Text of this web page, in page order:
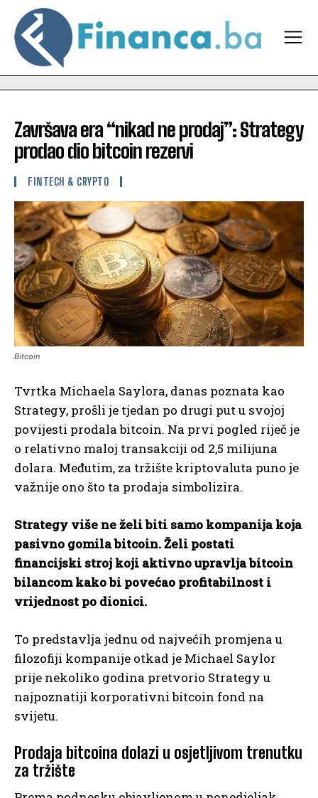
Završava era “nikad ne prodaj”: Strategy
prodao dio bitcoin rezervi
FINTECH & CRYPTO
Bitcoin
Tvrtka Michaela Saylora, danas poznata kao
Strategy, prošli je tjedan po drugi put u svojoj
povijesti prodala bitcoin. Na prvi pogled riječ je
o relativno maloj transakciji od 2,5 milijuna
dolara. Međutim, za tržište kriptovaluta puno je
važnije ono što ta prodaja simbolizira.
Strategy više ne želi biti samo kompanija koja
pasivno gomila bitcoin. Želi postati
financijski stroj koji aktivno upravlja bitcoin
bilancom kako bi povećao profitabilnost i
vrijednost po dionici.
To predstavlja jednu od najvećih promjena u
filozofiji kompanije otkad je Michael Saylor
prije nekoliko godina pretvorio Strategy u
najpoznatiji korporativni bitcoin fond na
svijetu.
Prodaja bitcoina dolazi u osjetljivom trenutku
za tržište